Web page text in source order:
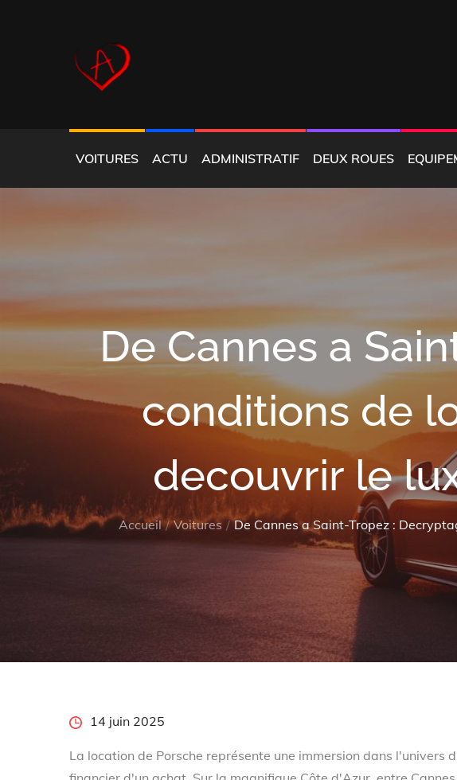
VOITURES ACTU ADMINISTRATIF DEUX ROUES
De Cannes a
conditions de
decouvrir le
Accueil Voitures De Cannes a Saint-Tropez :
Posted14 juin 2025
La location de Porsche représente une immersion dans l'univers